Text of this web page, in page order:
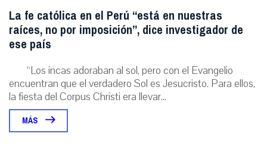
La fe católica en el Perú “está en nuestras
raíces, no por imposición”, dice investigador de
ese país
“Los incas adoraban al sol, pero con el Evangelio
encuentran que el verdadero Sol es Jesucristo. Para ellos,
la fiesta del Corpus Christi era llevar...
MÁS